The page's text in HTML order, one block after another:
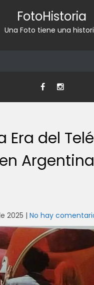
FotoHistoria
Una Foto tiene una
Era del
2025 |No hay